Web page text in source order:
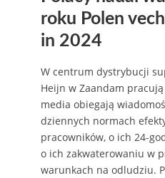
roku Polen
in 2024
W centrum dystrybucji
Heijn w Zaandam
media obiegają
dziennych normach
pracowników, o ich 24-
o ich zakwaterowaniu w
warunkach na odludziu.